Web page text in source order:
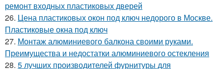
ремонт входных пластиковых дверей
26. Цена пластиковых окон под ключ недорого в Москве.
Пластиковые окна под ключ
27. Монтаж алюминиевого балкона своими руками.
Преимущества и недостатки алюминиевого остекления
28. 5 лучших производителей фурнитуры для